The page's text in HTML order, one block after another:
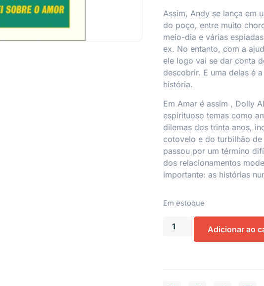
Assim, Andy se lança em
do poço, entre muito
meio-dia e várias
ex. No entanto, com a
ele logo vai se dar conta
descobrir. E uma delas é
história.
Em Amar é assim , Dolly
espirituoso temas como
dilemas dos trinta anos,
cotovelo e do turbilhão
passou por um término
dos relacionamentos
importante: as histórias
Em estoque
Adicionar ao